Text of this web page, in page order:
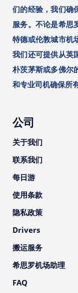
们的经验，我们确
服务。不论是希思
特德或伦敦城市机
我们还可提供从英
朴茨茅斯或多佛尔
和专业司机确保所
公司
关于我们
联系我们
每日游
使用条款
隐私政策
Drivers
搬运服务
希思罗机场助理
FAQ